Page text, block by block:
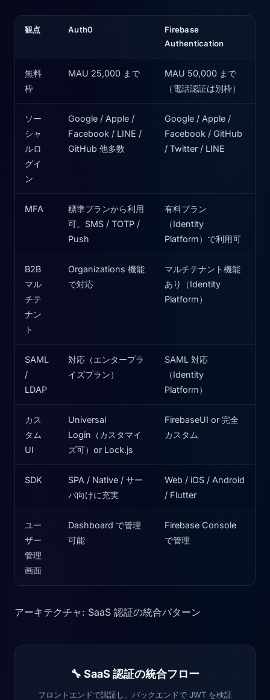
観点 Auth0
Firebase
Authentication
無料
枠
MAU 25,000 まで
MAU 50,000 まで
（電話認証は別枠）
ソー
シャ
ルロ
グイ
ン
Google / Apple /
Facebook / LINE /
GitHub 他多数
Google / Apple /
Facebook / GitHub
/ Twitter / LINE
MFA
標準プランから利用
可。SMS / TOTP /
Push
有料プラン
（Identity
Platform）で利用可
B2B
マル
チテ
ナン
ト
Organizations 機能
で対応
マルチテナント機能
あり（Identity
Platform）
SAML
/
LDAP
対応（エンタープラ
イズプラン）
SAML 対応
（Identity
Platform）
カス
タム
UI
Universal
Login（カスタマイ
ズ可）or Lock.js
FirebaseUI or 完全
カスタム
SDK
SPA / Native / サー
バ向けに充実
Web / iOS / Android
/ Flutter
ユー
ザー
管理
画面
Dashboard で管理
可能
Firebase Console
で管理
アーキテクチャ: SaaS 認証の統合パターン
🔧 SaaS 認証の統合フロー
フロントエンドで認証し、バックエンドで JWT を検証